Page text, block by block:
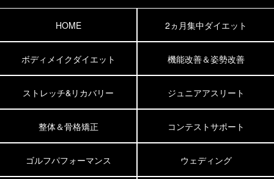
HOME 2ヵ月集中ダイエット
ボディメイクダイエット 機能改善＆姿勢改善
ストレッチ&リカバリー ジュニアアスリート
整体＆骨格矯正 コンテストサポート
ゴルフパフォーマンス ウェディング